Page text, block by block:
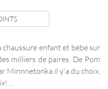
chaussure enfant et bébé sur
milliers de paires. De Pom
Minnnetonka il y'a du choix,
...